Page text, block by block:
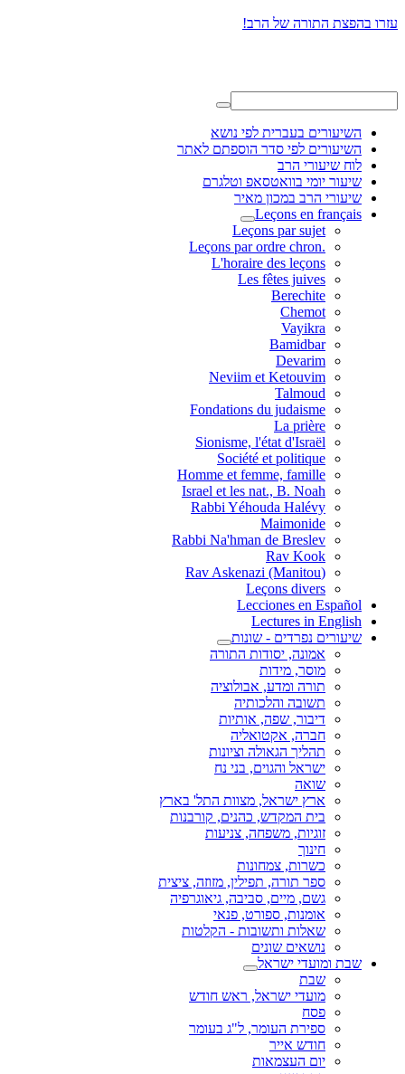
עזרו בהפצת התורה של הרב!
השיעורים בעברית לפי נושא
השיעורים לפי סדר הוספתם לאתר
לוח שיעורי הרב
שיעור יומי בוואטסאפ וטלגרם
שיעורי הרב במכון מאיר
Leçons en français
Leçons par sujet
.Leçons par ordre chron
L'horaire des leçons
Les fêtes juives
Berechite
Chemot
Vayikra
Bamidbar
Devarim
Neviim et Ketouvim
Talmoud
Fondations du judaisme
La prière
Sionisme, l'état d'Israël
Société et politique
Homme et femme, famille
Israel et les nat., B. Noah
Rabbi Yéhouda Halévy
Maimonide
Rabbi Na'hman de Breslev
Rav Kook
(Rav Askenazi (Manitou
Leçons divers
Lecciones en Español
Lectures in English
שיעורים נפרדים - שונות
אמונה, יסודות התורה
מוסר, מידות
תורה ומדע, אבולוציה
תשובה והלכותיה
דיבור, שפה, אותיות
חברה, אקטואליה
תהליך הגאולה וציונות
ישראל והגוים, בני נח
שואה
ארץ ישראל, מצוות התל' בארץ
בית המקדש, כהנים, קורבנות
זוגיות, משפחה, צניעות
חינוך
כשרות, צמחונות
ספר תורה, תפילין, מזוזה, ציצית
גשם, מיים, סביבה, גיאוגרפיה
אומנות, ספורט, פנאי
שאלות ותשובות - הקלטות
נושאים שונים
שבת ומועדי ישראל
שבת
מועדי ישראל, ראש חודש
פסח
ספירת העומר, ל"ג בעומר
חודש אייר
יום העצמאות